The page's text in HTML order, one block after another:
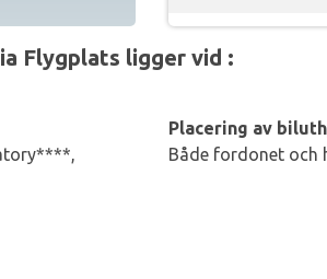
Flygplats ligger vid :
Placering av
Både fordonet och